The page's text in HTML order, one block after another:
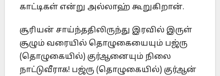
காட்டிகள் என்று அல்லாஹ் கூறுகிறான்.
சூரியன் சாய்ந்ததிலிருந்து இரவில் இருள்
சூழும் வரையில் தொழுகையையும் பஜ்ரு
(தொழுகையில்) குர்ஆனையும் நிலை
நாட்டுவீராக! பஜ்ரு (தொழுகையில்) குர்ஆன்